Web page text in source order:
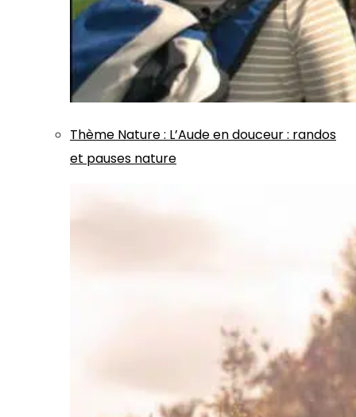
Thème Nature: L’Aude en douceur : randos
et pauses nature